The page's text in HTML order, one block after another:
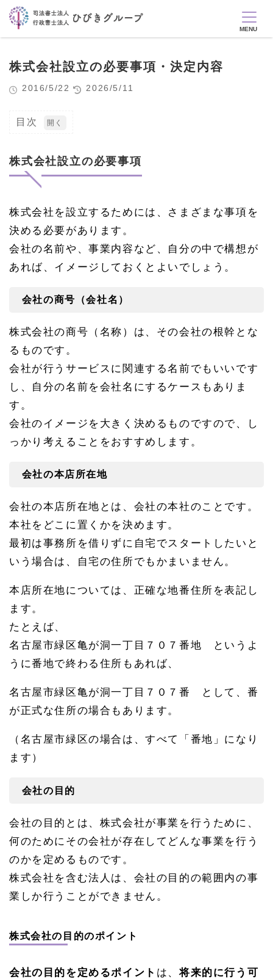
株式会社設立の必要事項・決定内容
2016/5/22 2026/5/11
目次
式
の
要
事
項
会社
（会
名）
1.
2
店所
在地
1.
会社
1.
3.
株式
会社
ポイ
2
株式
会社
的と
可
4
発行
数
1.
会社
の発
行可
能株
1.
5.
株式
株式会社設立の必要事項
株式会社を設立するためには、さまざまな事項を
決める必要があります。
会社の名前や、事業内容など、自分の中で構想が
あれば、イメージしておくとよいでしょう。
会社の商号（会社名）
株式会社の商号（名称）は、その会社の根幹とな
るものです。
会社が行うサービスに関連する名前でもいいです
し、自分の名前を会社名にするケースもありま
す。
会社のイメージを大きく決めるものですので、し
っかり考えることをおすすめします。
会社の本店所在地
会社の本店所在地とは、会社の本社のことです。
本社をどこに置くかを決めます。
最初は事務所を借りずに自宅でスタートしたいと
いう場合は、自宅の住所でもかまいません。
本店所在地については、正確な地番住所を表記し
ます。
たとえば、
名古屋市緑区亀が洞一丁目７０７番地 というよ
うに番地で終わる住所もあれば、
名古屋市緑区亀が洞一丁目７０７番 として、番
が正式な住所の場合もあります。
（名古屋市緑区の場合は、すべて「番地」になり
ます）
会社の目的
会社の目的とは、株式会社が事業を行うために、
何のためにその会社が存在してどんな事業を行う
のかを定めるものです。
株式会社を含む法人は、会社の目的の範囲内の事
業しか行うことができません。
株式会社の目的のポイント
会社の目的を定めるポイント は、将来的に行う可